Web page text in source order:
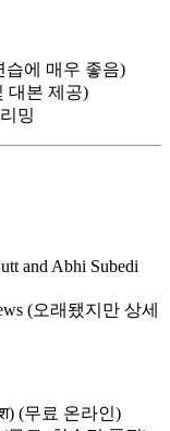
습에 매우 좋음)
대본 제공)
밍
and Abhi Subedi
(오래됐지만 상세
(무료 온라인)